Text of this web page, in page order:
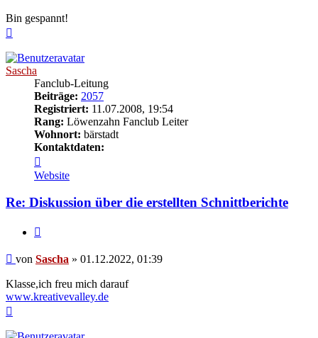
Bin gespannt!
Sascha
Fanclub-Leitung
Beiträge: 2057
Registriert: 11.07.2008, 19:54
Rang: Löwenzahn Fanclub Leiter
Wohnort: bärstadt
Kontaktdaten:
von
Sascha
Website
Re: Diskussion über die erstellten Schnittberichte
Beitrag
von Sascha » 01.12.2022, 01:39
Klasse,ich freu mich darauf
www.kreativevalley.de